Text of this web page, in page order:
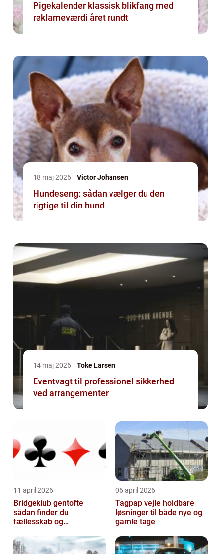
Pigekalender klassisk blikfang med
reklameværdi året rundt
18 maj 2026 Victor Johansen
Hundeseng: sådan vælger du den
rigtige til din hund
14 maj 2026 Toke Larsen
Eventvagt til professionel sikkerhed
ved arrangementer
11 april 2026
Bridgeklub gentofte
sådan finder du
fællesskab og
06 april 2026
Tagpap vejle holdbare
løsninger til både nye og
gamle tage